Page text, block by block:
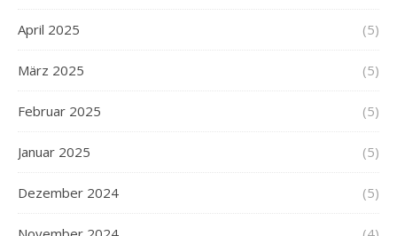
April 2025 (5)
März 2025 (5)
Februar 2025 (5)
Januar 2025 (5)
Dezember 2024 (5)